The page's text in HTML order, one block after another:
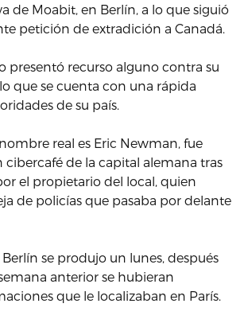
de Moabit, en Berlín, a lo que siguió
petición de extradición a Canadá.
presentó recurso alguno contra su
que se cuenta con una rápida
de su país.
real es Eric Newman, fue
de la capital alemana tras
el propietario del local, quien
de policías que pasaba por delante
se produjo un lunes, después
anterior se hubieran
que le localizaban en París.